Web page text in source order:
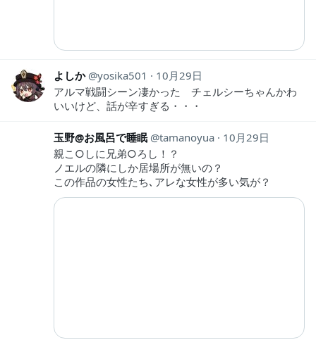
よしか yosika501
10月29日
アルマ戦闘シーン凄かった チェルシーちゃんかわ
いいけど、話が辛すぎる・・・
玉野@お風呂で睡眠 tamanoyua
10月29日
親こ○しに兄弟○ろし！？
ノエルの隣にしか居場所が無いの？
この作品の女性たち､アレな女性が多い気が？